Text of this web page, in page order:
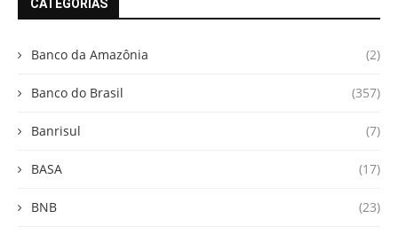
CATEGORIAS
Banco da Amazônia (2)
Banco do Brasil (357)
Banrisul (7)
BASA (17)
BNB (23)